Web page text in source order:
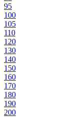
95
100
105
110
120
130
140
150
160
170
180
190
200